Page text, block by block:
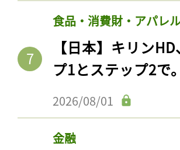
食品・消費財・アパレ
【日本】キリン
プ1とステップ2で
2026/08/01
金融